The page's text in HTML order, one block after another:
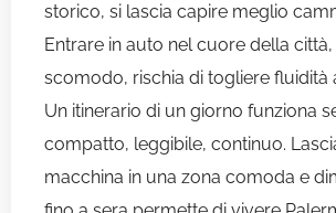
storico, si lascia capire meglio
Entrare in auto nel cuore della
scomodo, rischia di togliere fluidità
Un itinerario di un giorno funziona
compatto, leggibile, continuo.
macchina in una zona comoda e